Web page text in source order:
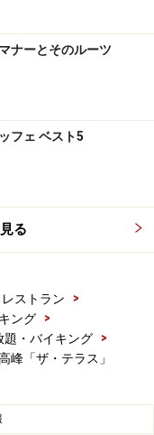
どれも個性的で、
。美しく並べられ
ッフェ台
ッフェ台
、ブドウ
す。フルーツだけ
キ、マシュマロも
ナーとそのルーツ
フェ ベスト5
る
ストラン
>
ング
>
題・バイキング
>
峰「ザ・テラス」